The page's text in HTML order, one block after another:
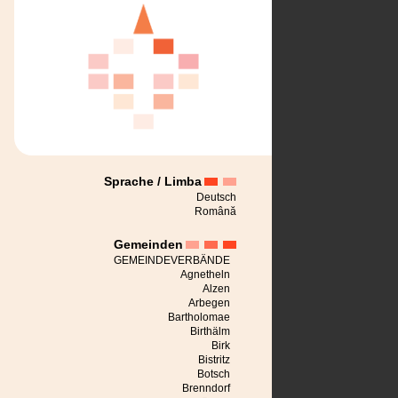
Sprache / Limba
Deutsch
Română
Gemeinden
GEMEINDEVERBÄNDE
Agnetheln
Alzen
Arbegen
Bartholomae
Birthälm
Birk
Bistritz
Botsch
Brenndorf